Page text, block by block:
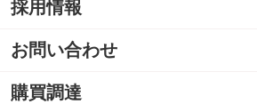
採用情報
お問い合わせ
購買調達